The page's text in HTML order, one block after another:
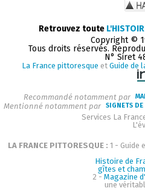
Retrouvez toute
Copyright ©
Tous droits réservés.
N° Siret
La France pittoresque et Guide de
Recommandé notamment par
Mentionné notamment par SIGNETS
Services La
LA FRANCE PITTORESQUE : 1 - Guide
Histoire de
gîtes et
2 - Magazine
une